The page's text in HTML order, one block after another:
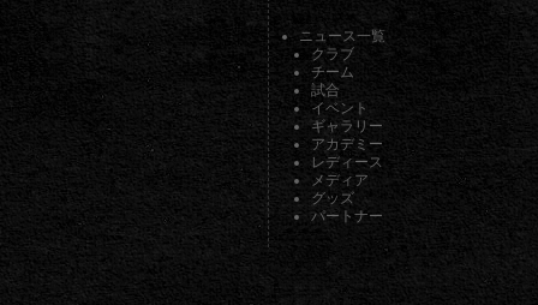
ニュース一覧
クラブ
チーム
試合
イベント
ギャラリー
アカデミー
レディース
メディア
グッズ
パートナー